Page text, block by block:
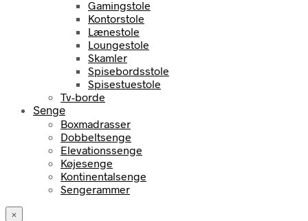
Gamingstole
Kontorstole
Lænestole
Loungestole
Skamler
Spisebordsstole
Spisestuestole
Tv-borde
Senge
Boxmadrasser
Dobbeltsenge
Elevationssenge
Køjesenge
Kontinentalsenge
Sengerammer
×